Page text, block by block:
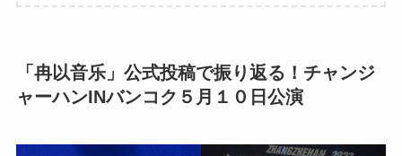
「冉以音乐」公式投稿で振り返る！チャンジ
ャーハンINバンコク５月１０日公演